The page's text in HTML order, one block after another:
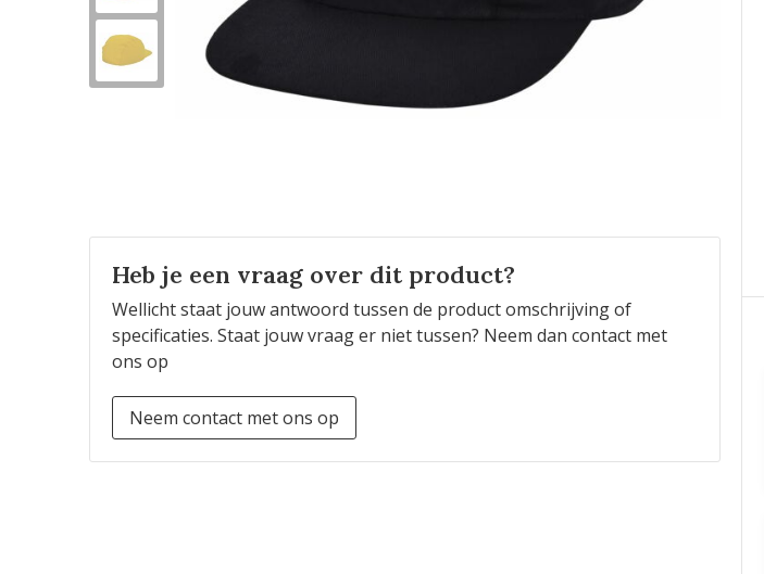
Heb je een vraag over dit product?
Wellicht staat jouw antwoord tussen de product omschrijving of
specificaties. Staat jouw vraag er niet tussen? Neem dan contact met
ons op
Neem contact met ons op